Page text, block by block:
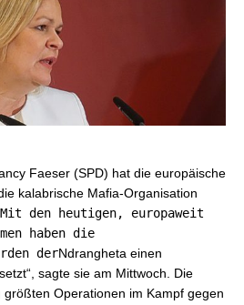
Faeser (SPD) hat die europäische
kalabrische Mafia-Organisation
den heutigen, europaweit
haben die
derNdrangheta einen
sagte sie am Mittwoch. Die
größten Operationen im Kampf gegen